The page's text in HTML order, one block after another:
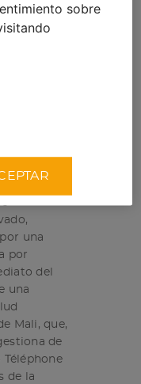
definir el
el camino.
me
Valentín de
de Mali,
una
por
del
una
Mali, que,
de
de la
sobre